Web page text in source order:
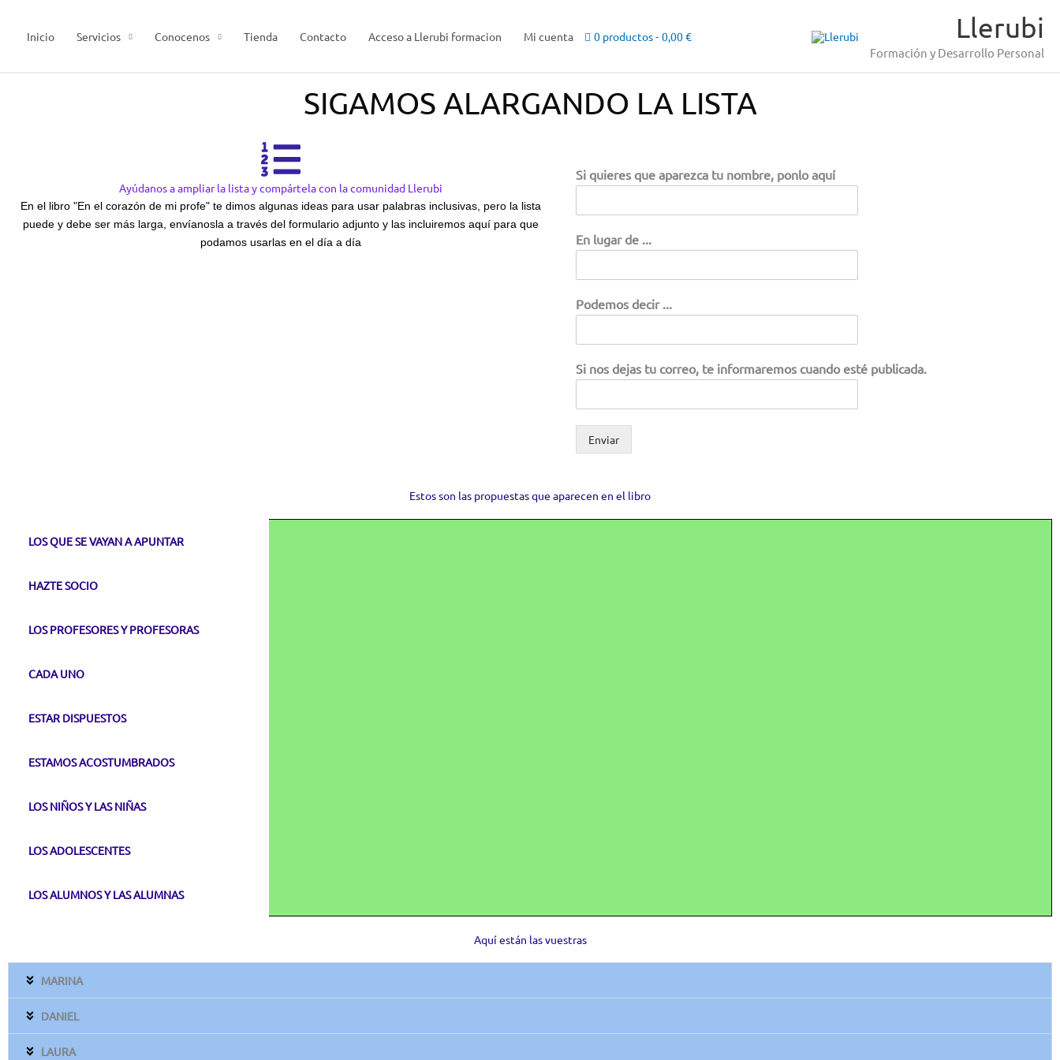
contenido
Llerubi
Formación y Desarrollo Personal
Inicio Servicios Conocenos Tienda Contacto Acceso a Llerubi formacion Mi cuenta 0 productos 0,00 €
SIGAMOS ALARGANDO LA LISTA
Ayúdanos a ampliar la lista y compártela con la comunidad Llerubi
En el libro "En el corazón de mi profe" te dimos algunas ideas para usar palabras inclusivas, pero la lista
puede y debe ser más larga, envíanosla a través del formulario adjunto y las incluiremos aquí para que
podamos usarlas en el día a día
Si quieres que aparezca tu nombre, ponlo aquí
En lugar de ...
Podemos decir ...
Si nos dejas tu correo, te informaremos cuando esté publicada.
Enviar
Estos son las propuestas que aparecen en el libro
LOS QUE SE VAYAN A APUNTAR
HAZTE SOCIO
LOS PROFESORES Y PROFESORAS
CADA UNO
ESTAR DISPUESTOS
ESTAMOS ACOSTUMBRADOS
LOS NIÑOS Y LAS NIÑAS
LOS ADOLESCENTES
LOS ALUMNOS Y LAS ALUMNAS
Aquí están las vuestras
MARINA
DANIEL
LAURA